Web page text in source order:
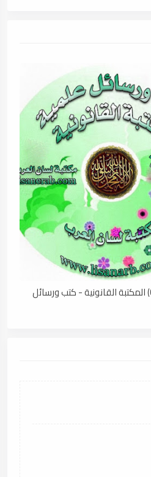
الأسطوانة (04) المكتبة القانونية - كتب ورسائل